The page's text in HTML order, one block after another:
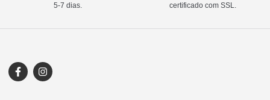
5-7 dias.
certificado com SSL.